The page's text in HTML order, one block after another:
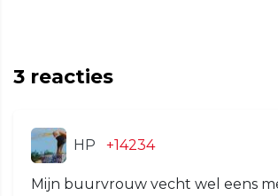
3 reacties
HP +14234
Mijn buurvrouw vecht wel eens